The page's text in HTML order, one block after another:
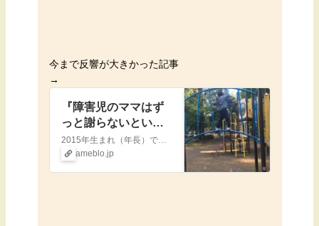
今まで反響が大きかった記事
→
『障害児のママはず
っと謝らないといけ
ないのか』
2015年生まれ（年長）で中度知的障害（IQ39→2021.9診断）を伴う自閉スペクトラム症の娘の日常、あとは母のダイエットや愚痴、就学についてなど色々書いて…
ameblo.jp